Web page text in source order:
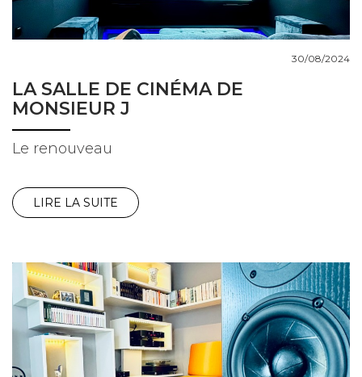
LA SALLE DE CINÉMA DE
MONSIEUR J
30/08/2024
Le renouveau
LIRE LA SUITE